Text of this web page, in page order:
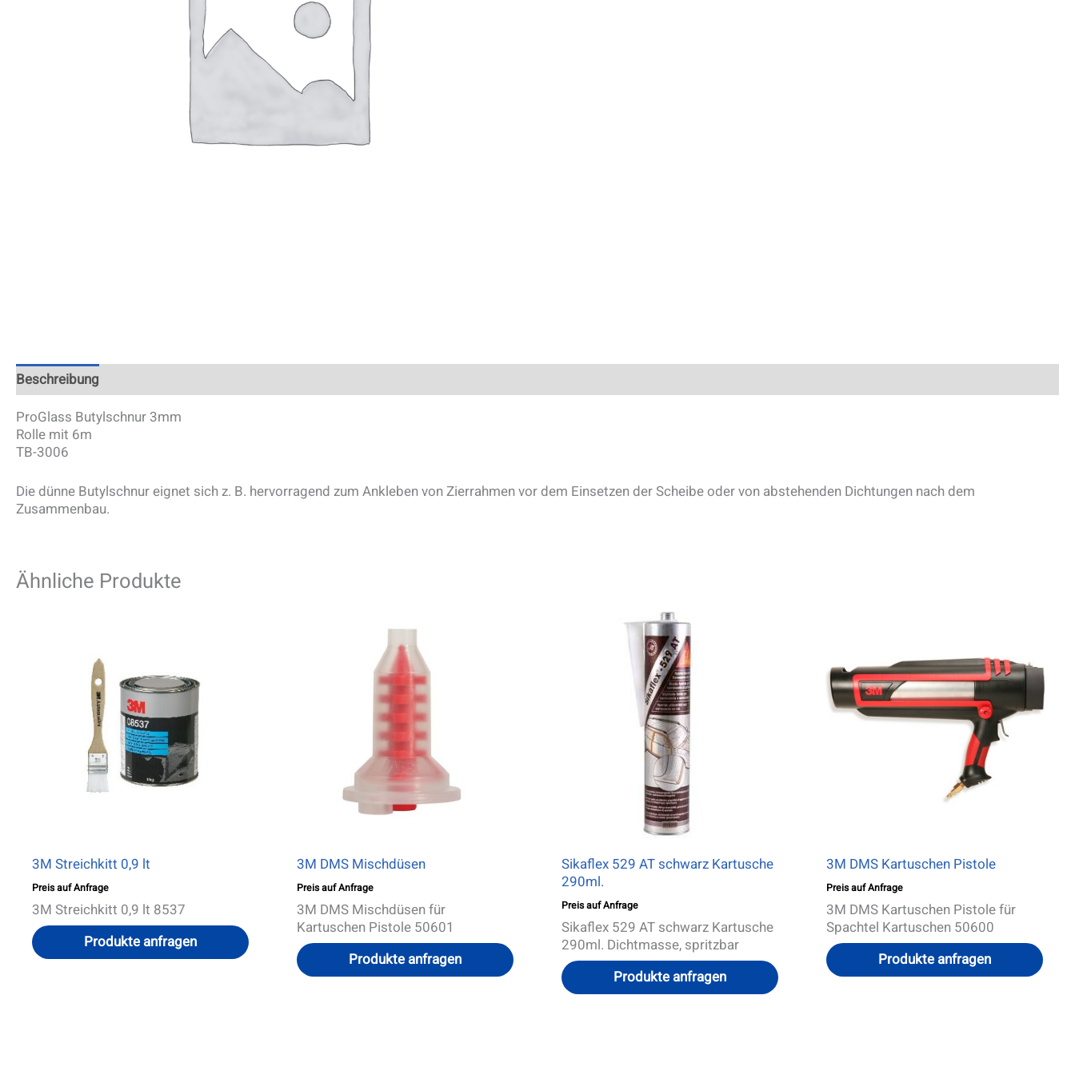
Beschreibung
ProGlass Butylschnur 3mm
Rolle mit 6m
TB-3006
Die dünne Butylschnur eignet sich z. B. hervorragend zum Ankleben von Zierrahmen vor dem Einsetzen der Scheibe oder von abstehenden Dichtungen nach dem
Zusammenbau.
Ähnliche Produkte
3M Streichkitt 0,9 lt
Preis auf Anfrage
3M Streichkitt 0,9 lt 8537
Produkte anfragen
3M DMS Mischdüsen
Preis auf Anfrage
3M DMS Mischdüsen für
Kartuschen Pistole 50601
Produkte anfragen
Sikaflex 529 AT schwarz Kartusche
290ml.
Preis auf Anfrage
Sikaflex 529 AT schwarz Kartusche
290ml. Dichtmasse, spritzbar
Produkte anfragen
3M DMS Kartuschen Pistole
Preis auf Anfrage
3M DMS Kartuschen Pistole für
Spachtel Kartuschen 50600
Produkte anfragen